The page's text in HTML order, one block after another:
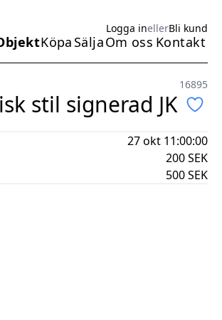
Logga inellerBli kund
Köpa SäljaOm oss Kontakt
16895
stil signerad JK
27 okt 11:00:00
200SEK
500SEK